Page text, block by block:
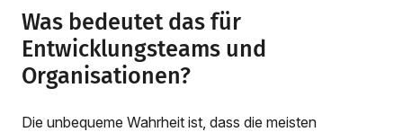
Was bedeutet das für
Entwicklungsteams und
Organisationen?
Die unbequeme Wahrheit ist, dass die meisten